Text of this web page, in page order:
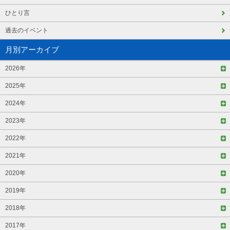
ひとり言
過去のイベント
月別アーカイブ
2026年
2025年
2024年
2023年
2022年
2021年
2020年
2019年
2018年
2017年